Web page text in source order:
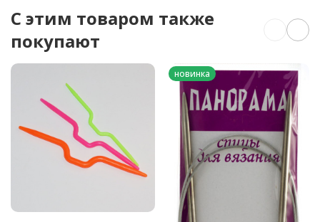
C этим товаром также
покупают
новинка